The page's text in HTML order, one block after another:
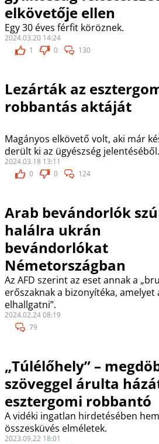
elkövetője ellen
Egy 30 éves férfit köröznek.
2024.03.20 14:24
1
0 130
Lezárták az
robbantás aktáját
Magányos elkövető volt, aki már
derült ki az ügyészség jelentéséből.
2024.03.18 13:11
0
0 124
Arab bevándorlók
halálra ukrán
bevándorlókat
Németországban
Az AFD szerint az eset annak a
erőszaknak a bizonyítéka, amelyet
elhallgatni”.
2024.02.24 08:19
79
„Túlélőhely” –
szöveggel árulta
esztergomi robbantó
A vidéki ingatlan hirdetésében
összesküvés elméletek.
2023.09.22 18:01